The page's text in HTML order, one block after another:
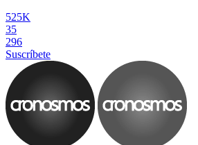
525K
35
296
Suscríbete